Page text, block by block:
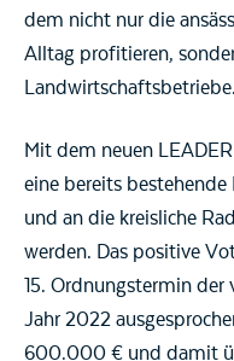
dem nicht nur die
Alltag profitieren,
Landwirtschaftsbetriebe.
Mit dem neuen
eine bereits
und an die kreisliche
werden. Das positive
15. Ordnungstermin der
Jahr 2022
600.000 € und damit